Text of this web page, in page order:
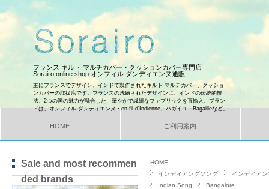
フランス キルト マルチカバー・クッションカバー専門店
Sorairo online shop オンフィル ダンディエンヌ通販
主にフランスでデザイン、インドで製作されたキルト マルチカバー、クッショ
ンカバーの取扱店です。フランスの洗練されたデザインに、インドの伝統的技
法、2つの国の魅力が融合した、華やかで繊細なファブリックを直輸入。ブラン
ドは、オンフィル ダンディエンヌ・en fil d'Indienne、バガイユ・Bagailleなど。
HOME ご利用案内
HOME
インディアングソング
インディア
Indian Song
Bangalore
Sale and most recommen
ded brands